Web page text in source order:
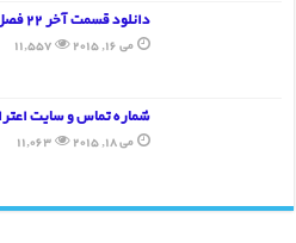
دانلود قسمت آخر 22 فصل 4 سریال Grimm
می 16, 2015 11,557
شماره تماس و سایت
می 18, 2015 11,063